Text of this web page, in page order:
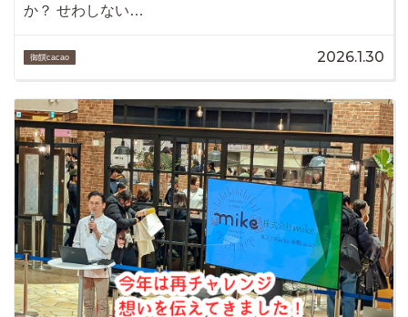
か？ せわしない…
御饌cacao 2026.1.30